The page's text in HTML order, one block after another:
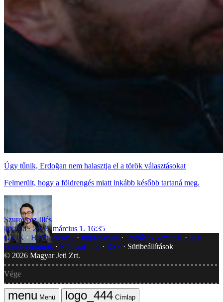
Úgy tűnik, Erdoğan nem halasztja el a török választásokat
Felmerült, hogy a földrengés miatt inkább később tartaná meg.
Szurovecz Illés
külföld
2023. március 1. 16:35
GYIK
Hibát jelentek Impresszum Javítások kezelése
Jogi
dokumentumok
Médiaajánlat RSS
Sütibeállítások
© 2026 Magyar Jeti Zrt.
Vége
Menü
Címlap